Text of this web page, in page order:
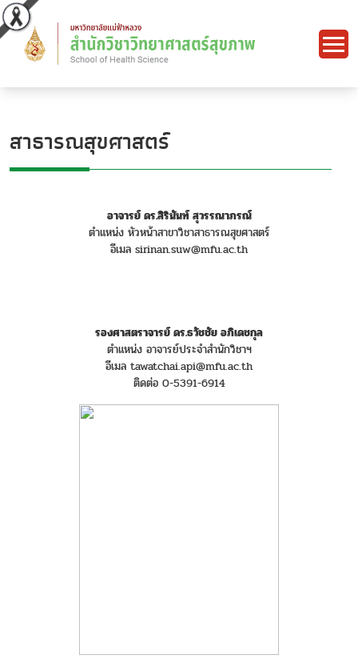
สาธารณสุขศาสตร์
อาจารย์ ดร.สิรินันท์ สุวรรณาภรณ์
ตำแหน่ง หัวหน้าสาขาวิชาสาธารณสุขศาสตร์
อีเมล sirinan.suw@mfu.ac.th
รองศาสตราจารย์ ดร.ธวัชชัย อภิเดชกุล
ตำแหน่ง อาจารย์ประจำสำนักวิชาฯ
อีเมล tawatchai.api@mfu.ac.th
ติดต่อ 0-5391-6914